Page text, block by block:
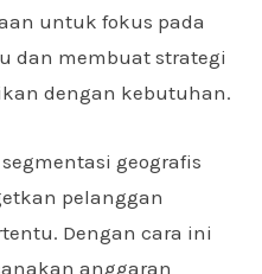
untuk fokus pada
dan membuat strategi
dengan kebutuhan.
geografis
pelanggan
Dengan cara ini
anggaran